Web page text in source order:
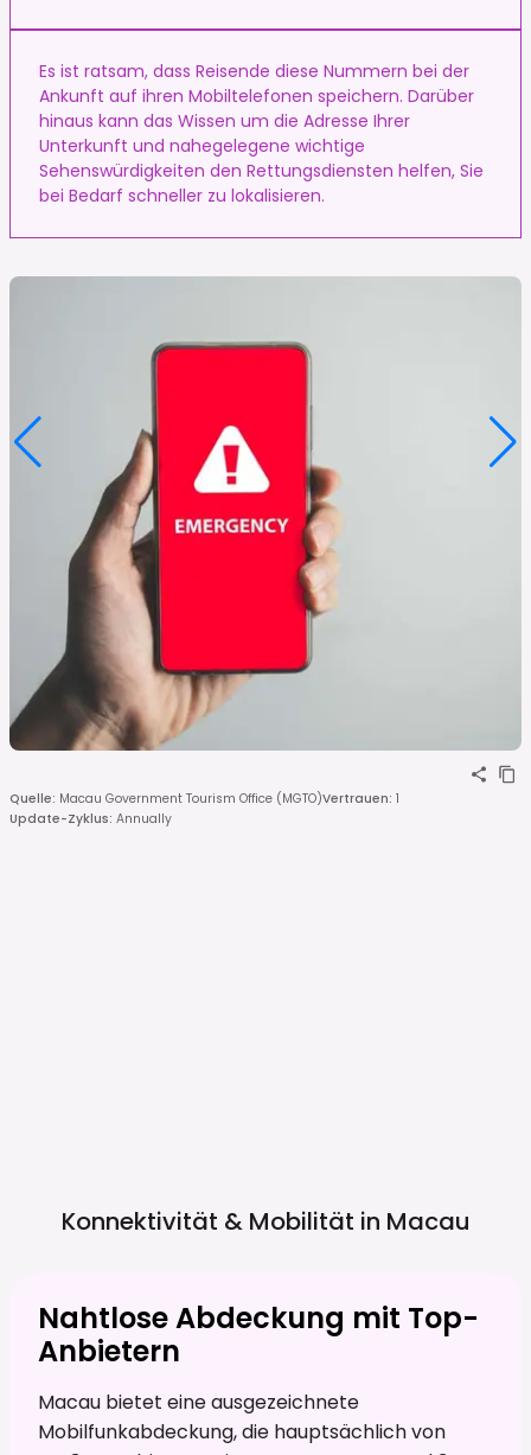
Es ist ratsam, dass Reisende diese Nummern bei der
Ankunft auf ihren Mobiltelefonen speichern. Darüber
hinaus kann das Wissen um die Adresse Ihrer
Unterkunft und nahegelegene wichtige
Sehenswürdigkeiten den Rettungsdiensten helfen, Sie
bei Bedarf schneller zu lokalisieren.
Quelle: Macau Government Tourism Office (MGTO)Vertrauen: 1
Update-Zyklus: Annually
Konnektivität & Mobilität in Macau
Nahtlose Abdeckung mit Top-
Anbietern
Macau bietet eine ausgezeichnete
Mobilfunkabdeckung, die hauptsächlich von